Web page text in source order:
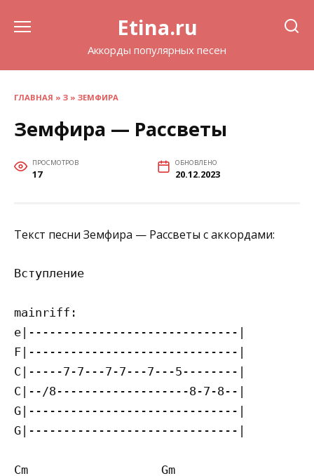
Etina.ru
Аккорды популярных песен
ГЛАВНАЯ » З » ЗЕМФИРА
Земфира — Рассветы
ПРОСМОТРОВ
17
ОБНОВЛЕНО
20.12.2023
Текст песни Земфира — Рассветы с аккордами:
Вступление
mainriff:
e|------------------------------|
F|------------------------------|
C|-----7-7---7-7---7---5--------|
C|--/8-------------------8-7-8--|
G|------------------------------|
G|------------------------------|
Cm                   Gm